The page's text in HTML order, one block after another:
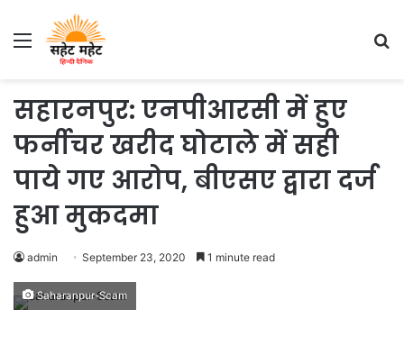
Menu
सहारनपुर: एनपीआरसी में हुए
फर्नीचर खरीद घोटाले में सही
पाये गए आरोप, बीएसए द्वारा दर्ज
हुआ मुकदमा
admin September 23, 2020 1 minute read
Saharanpur-Scam